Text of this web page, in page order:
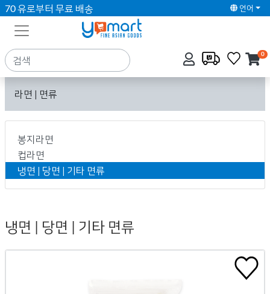
70 유로부터 무료 배송 언어
0
라면 | 면류
봉지라면
컵라면
냉면 | 당면 | 기타 면류
냉면 | 당면 | 기타 면류